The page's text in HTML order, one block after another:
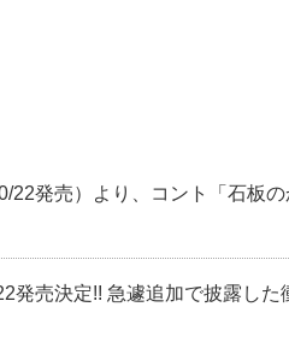
22発売）より、コント「⽯板
発売決定!! 急遽追加で披露し